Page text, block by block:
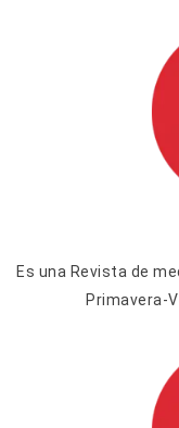
Es una Revista de
Primavera-